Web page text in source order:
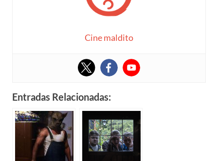
Cine maldito
Entradas Relacionadas: